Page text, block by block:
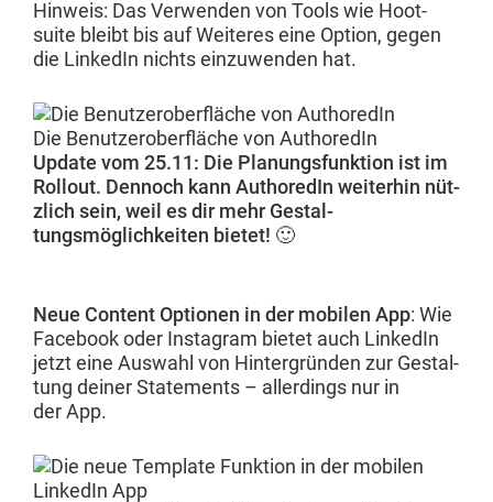
Hin­weis: Das Ver­wen­den von Tools wie Hoot­
suite bleibt bis auf Weit­eres eine Option, gegen
die LinkedIn nichts einzuwen­den hat.
Die Benutze­r­ober­fläche von AuthoredIn
Update vom 25.11: Die Pla­nungs­funk­tion ist im
Roll­out. Den­noch kann AuthoredIn weit­er­hin nüt­
zlich sein, weil es dir mehr Gestal­
tungsmöglichkeit­en bietet! 🙂
Neue Con­tent Optio­nen in der mobilen App: Wie
Face­book oder Insta­gram bietet auch LinkedIn
jet­zt eine Auswahl von Hin­ter­grün­den zur Gestal­
tung dein­er State­ments – allerd­ings nur in
der App.